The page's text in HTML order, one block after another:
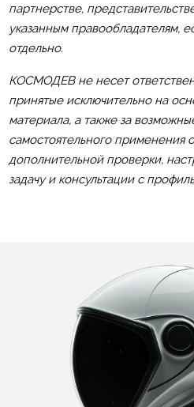
партнерстве,
указанным правообладателям,
отдельно.
КОСМОДЕВ не несет
принятые исключительно на
материала, а также за
самостоятельного применения
дополнительной проверки,
задачу и консультации с